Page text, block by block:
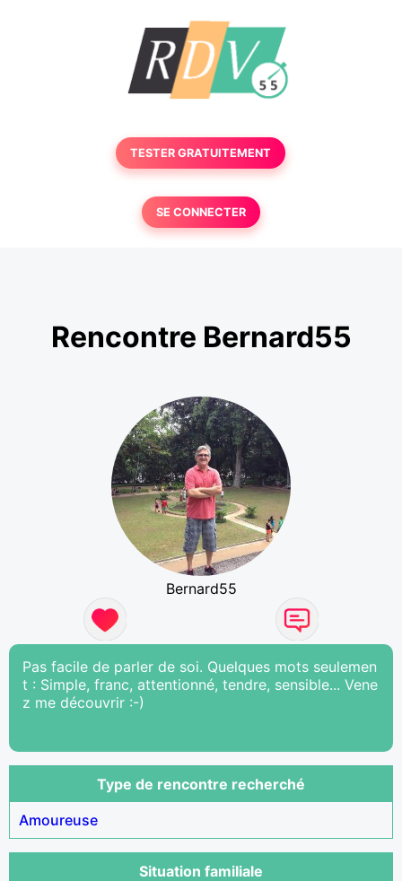
TESTER GRATUITEMENT
SE CONNECTER
Rencontre Bernard55
Bernard55
Pas facile de parler de soi. Quelques mots seulemen
t : Simple, franc, attentionné, tendre, sensible... Vene
z me découvrir :-)
Type de rencontre recherché
Amoureuse
Situation familiale